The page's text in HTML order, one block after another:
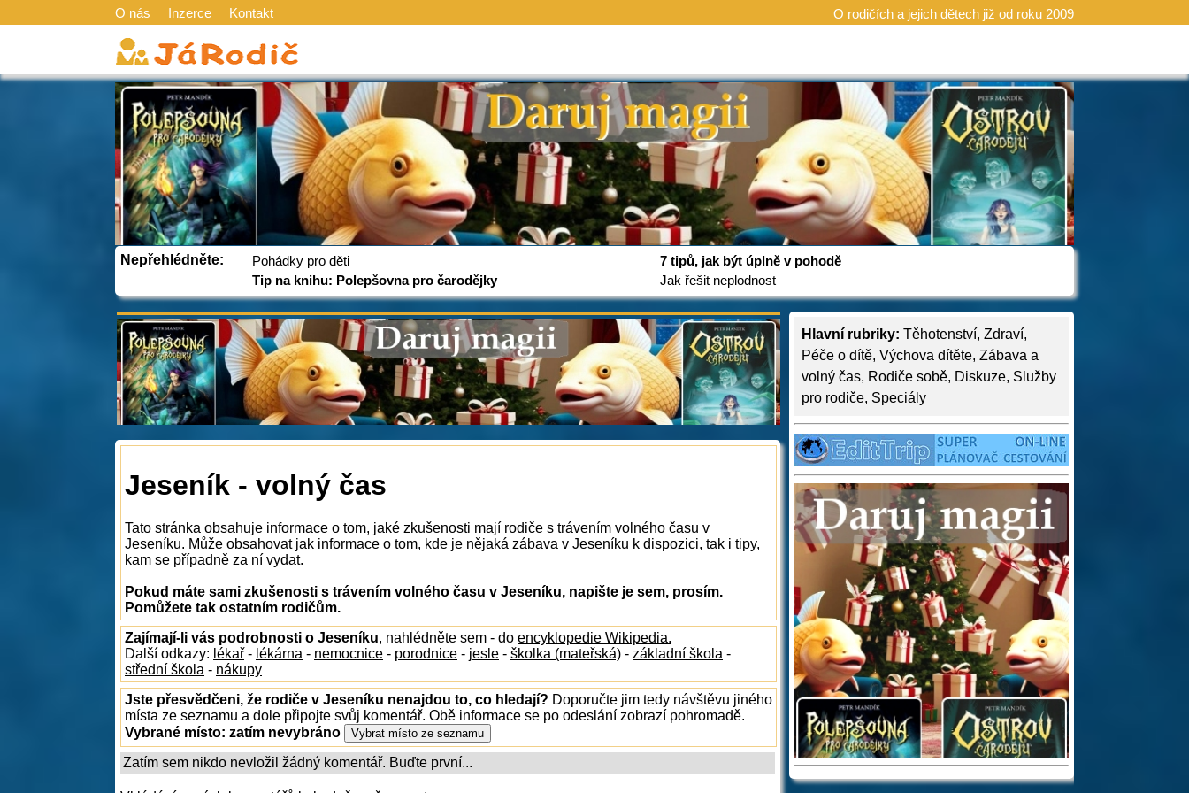
O nás Inzerce Kontakt O rodičích a jejich dětech již od roku 2009
Nepřehlédněte:
Pohádky pro děti
Tip na knihu: Polepšovna pro čarodějky
7 tipů, jak být úplně v pohodě
Jak řešit neplodnost
Hlavní rubriky: Těhotenství, Zdraví,
Péče o dítě, Výchova dítěte, Zábava a
volný čas, Rodiče sobě, Diskuze, Služby
pro rodiče, Speciály
Jeseník - volný čas
Tato stránka obsahuje informace o tom, jaké zkušenosti mají rodiče s trávením volného času v
Jeseníku. Může obsahovat jak informace o tom, kde je nějaká zábava v Jeseníku k dispozici, tak i tipy,
kam se případně za ní vydat.
Pokud máte sami zkušenosti s trávením volného času v Jeseníku, napište je sem, prosím.
Pomůžete tak ostatním rodičům.
Zajímají-li vás podrobnosti o Jeseníku, nahlédněte sem - do encyklopedie Wikipedia.
Další odkazy: lékař - lékárna - nemocnice - porodnice - jesle - školka (mateřská) - základní škola -
střední škola - nákupy
Jste přesvědčeni, že rodiče v Jeseníku nenajdou to, co hledají? Doporučte jim tedy návštěvu jiného
místa ze seznamu a dole připojte svůj komentář. Obě informace se po odeslání zobrazí pohromadě.
Vybrané místo: zatím nevybráno
Zatím sem nikdo nevložil žádný komentář. Buďte první...